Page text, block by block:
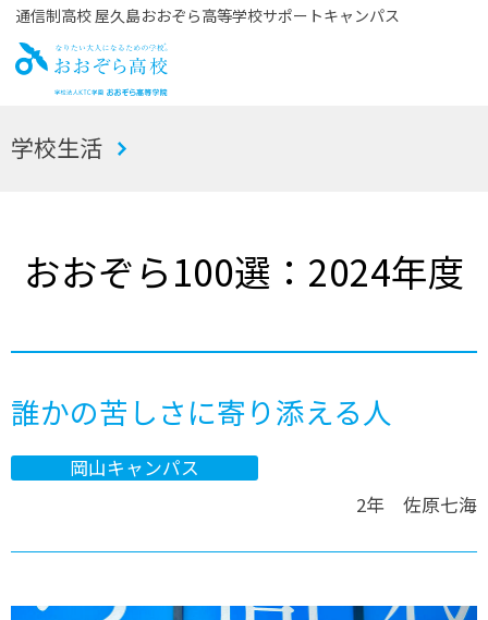
通信制高校 屋久島おおぞら高等学校サポートキャンパス
お
学校生活
おおぞら100選：2024年度
誰かの苦しさに寄り添える人
岡山キャンパス
2年 佐原七海